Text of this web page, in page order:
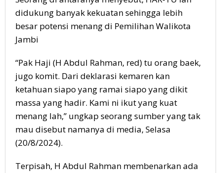
didukung banyak kekuatan sehingga lebih
besar potensi menang di Pemilihan Walikota
Jambi
“Pak Haji (H Abdul Rahman, red) tu orang baek,
jugo komit. Dari deklarasi kemaren kan
ketahuan siapo yang ramai siapo yang dikit
massa yang hadir. Kami ni ikut yang kuat
menang lah,” ungkap seorang sumber yang tak
mau disebut namanya di media, Selasa
(20/8/2024).
Terpisah, H Abdul Rahman membenarkan ada